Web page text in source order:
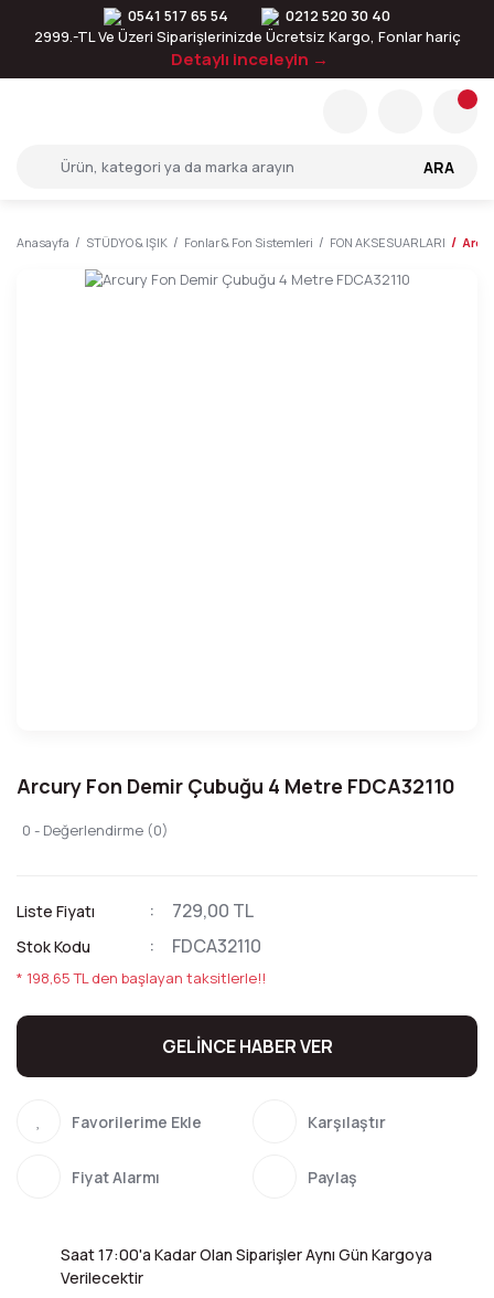
0541 517 65 54
0212 520 30 40
2999.-TL Ve Üzeri Siparişlerinizde Ücretsiz Kargo, Fonlar hariç
Detaylı inceleyin →
ARA
Anasayfa STÜDYO & IŞIK Fonlar & Fon Sistemleri FON AKSESUARLARI
Arcury Fon Demir Çubuğu 4 Metre FDCA32110
0 - Değerlendirme (0)
Liste Fiyatı 729,00 TL
Stok Kodu FDCA32110
* 198,65 TL den başlayan taksitlerle!!
GELİNCE HABER VER
Karşılaştır
Fiyat Alarmı Paylaş
Saat 17:00'a Kadar Olan Siparişler Aynı Gün Kargoya
Verilecektir